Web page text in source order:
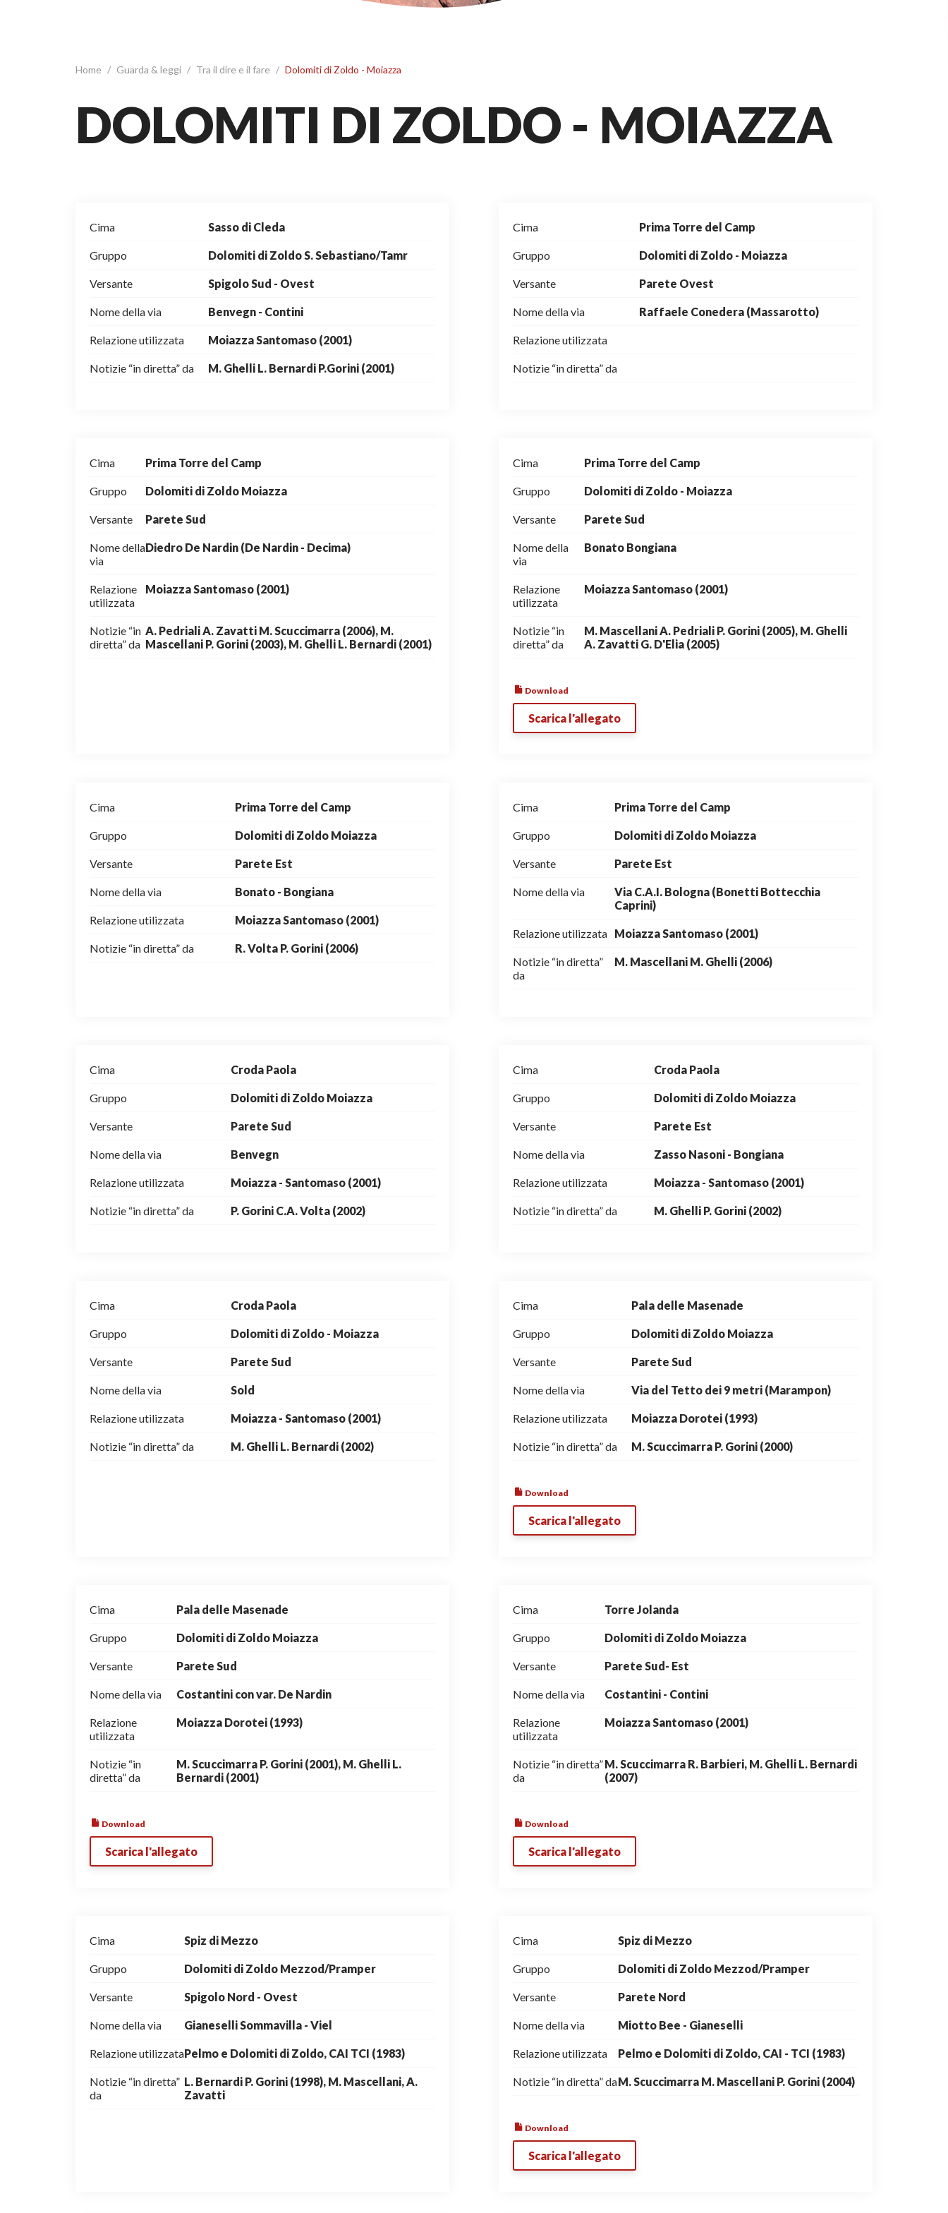
Home / Guarda & leggi / Tra il dire e il fare / Dolomiti di Zoldo - Moiazza
DOLOMITI DI ZOLDO - MOIAZZA
Cima Sasso di Cleda
Gruppo Dolomiti di Zoldo S. Sebastiano/Tamr
Versante Spigolo Sud - Ovest
Nome della via Benvegn - Contini
Relazione utilizzata Moiazza Santomaso (2001)
Notizie “in diretta” da M. Ghelli L. Bernardi P.Gorini (2001)
Cima Prima Torre del Camp
Gruppo Dolomiti di Zoldo - Moiazza
Versante Parete Ovest
Nome della via Raffaele Conedera (Massarotto)
Relazione utilizzata
Notizie “in diretta” da
Cima Prima Torre del Camp
Gruppo Dolomiti di Zoldo Moiazza
Versante Parete Sud
Nome della
via
Diedro De Nardin (De Nardin - Decima)
Relazione
utilizzata
Moiazza Santomaso (2001)
Notizie “in
diretta” da
A. Pedriali A. Zavatti M. Scuccimarra (2006), M.
Mascellani P. Gorini (2003), M. Ghelli L. Bernardi (2001)
Cima Prima Torre del Camp
Gruppo Dolomiti di Zoldo - Moiazza
Versante Parete Sud
Nome della
via
Bonato Bongiana
Relazione
utilizzata
Moiazza Santomaso (2001)
Notizie “in
diretta” da
M. Mascellani A. Pedriali P. Gorini (2005), M. Ghelli
A. Zavatti G. D'Elia (2005)
Download
Scarica l'allegato
Cima Prima Torre del Camp
Gruppo Dolomiti di Zoldo Moiazza
Versante Parete Est
Nome della via Bonato - Bongiana
Relazione utilizzata Moiazza Santomaso (2001)
Notizie “in diretta” da R. Volta P. Gorini (2006)
Cima Prima Torre del Camp
Gruppo Dolomiti di Zoldo Moiazza
Versante Parete Est
Nome della via
Via C.A.I. Bologna (Bonetti Bottecchia
Caprini)
Relazione utilizzata Moiazza Santomaso (2001)
Notizie “in diretta”
da
M. Mascellani M. Ghelli (2006)
Cima Croda Paola
Gruppo Dolomiti di Zoldo Moiazza
Versante Parete Sud
Nome della via Benvegn
Relazione utilizzata Moiazza - Santomaso (2001)
Notizie “in diretta” da P. Gorini C.A. Volta (2002)
Cima Croda Paola
Gruppo Dolomiti di Zoldo Moiazza
Versante Parete Est
Nome della via Zasso Nasoni - Bongiana
Relazione utilizzata Moiazza - Santomaso (2001)
Notizie “in diretta” da M. Ghelli P. Gorini (2002)
Cima Croda Paola
Gruppo Dolomiti di Zoldo - Moiazza
Versante Parete Sud
Nome della via Sold
Relazione utilizzata Moiazza - Santomaso (2001)
Notizie “in diretta” da M. Ghelli L. Bernardi (2002)
Cima Pala delle Masenade
Gruppo Dolomiti di Zoldo Moiazza
Versante Parete Sud
Nome della via Via del Tetto dei 9 metri (Marampon)
Relazione utilizzata Moiazza Dorotei (1993)
Notizie “in diretta” da M. Scuccimarra P. Gorini (2000)
Download
Scarica l'allegato
Cima Pala delle Masenade
Gruppo Dolomiti di Zoldo Moiazza
Versante Parete Sud
Nome della via Costantini con var. De Nardin
Relazione
utilizzata
Moiazza Dorotei (1993)
Notizie “in
diretta” da
M. Scuccimarra P. Gorini (2001), M. Ghelli L.
Bernardi (2001)
Download
Scarica l'allegato
Cima Torre Jolanda
Gruppo Dolomiti di Zoldo Moiazza
Versante Parete Sud- Est
Nome della via Costantini - Contini
Relazione
utilizzata
Moiazza Santomaso (2001)
Notizie “in diretta”
da
M. Scuccimarra R. Barbieri, M. Ghelli L. Bernardi
(2007)
Download
Scarica l'allegato
Cima Spiz di Mezzo
Gruppo Dolomiti di Zoldo Mezzod/Pramper
Versante Spigolo Nord - Ovest
Nome della via Gianeselli Sommavilla - Viel
Relazione utilizzataPelmo e Dolomiti di Zoldo, CAI TCI (1983)
Notizie “in diretta”
da
L. Bernardi P. Gorini (1998), M. Mascellani, A.
Zavatti
Cima Spiz di Mezzo
Gruppo Dolomiti di Zoldo Mezzod/Pramper
Versante Parete Nord
Nome della via Miotto Bee - Gianeselli
Relazione utilizzata Pelmo e Dolomiti di Zoldo, CAI - TCI (1983)
Notizie “in diretta” daM. Scuccimarra M. Mascellani P. Gorini (2004)
Download
Scarica l'allegato